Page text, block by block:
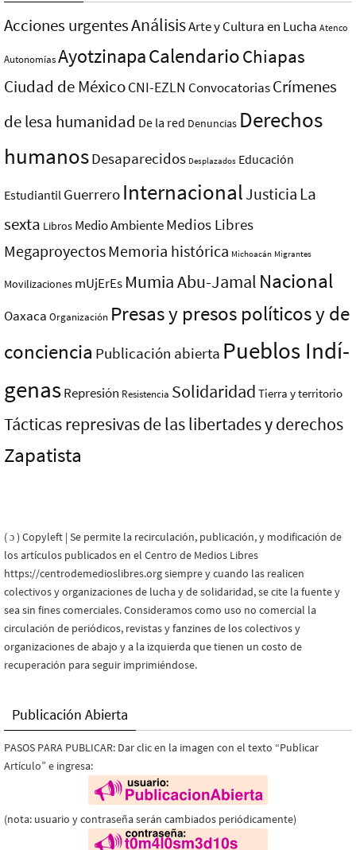
Acciones urgentesAnálisisArte y Cultura en Lucha Atenco
AutonomíasAyotzinapaCalendarioChiapas
Ciudad de MéxicoCNI-EZLN ConvocatoriasCrímenes
de lesa humanidad De la red Denuncias Derechos
humanosDesaparecidos Desplazados Educación
Estudiantil Guerrero InternacionalJusticia La
sexta Libros Medio AmbienteMedios Libres
MegaproyectosMemoria histórica Michoacán Migrantes
Movilizaciones mUjErEs Mumia Abu-Jamal Nacional
Oaxaca Organización Presas y presos polí­ticos y de
conciencia Publicación abierta Pueblos Indí­
genasRepresión Resistencia Solidaridad Tierra y territorio
Tácticas represivas de las libertades y derechos
Zapatista
( ɔ ) Copyleft | Se permite la recirculación, publicación, y modificación de
los artículos publicados en el Centro de Medios Libres
https://centrodemedioslibres.org siempre y cuando las realicen
colectivos y organizaciones de lucha y de solidaridad, se cite la fuente y
sea sin fines comerciales. Consideramos como uso no comercial la
circulación de periódicos, revistas y fanzines de los colectivos y
organizaciones de abajo y a la izquierda que tienen un costo de
recuperación para seguir imprimiéndose.
Publicación Abierta
PASOS PARA PUBLICAR: Dar clic en la imagen con el texto “Publicar
Artículo” e ingresa:
(nota: usuario y contraseña serán cambiados periódicamente)